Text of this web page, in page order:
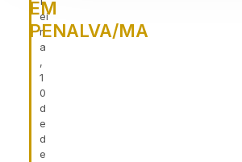
ei
r
a
,
1
0
d
e
d
e
EM
PENALVA/MA